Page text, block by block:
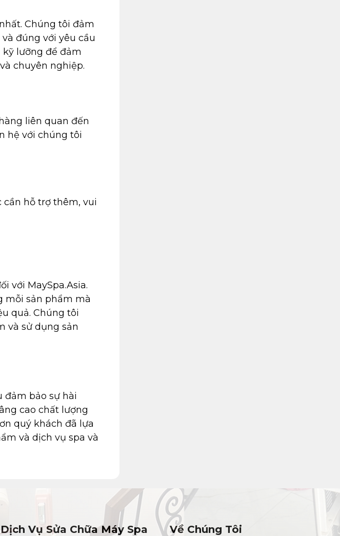
Chúng tôi đảm
đúng với yêu cầu
kỹ lưỡng để đảm
chuyên nghiệp.
liên quan đến
hệ với chúng tôi
cần hỗ trợ thêm, vui
với MaySpa.Asia.
mỗi sản phẩm mà
quả. Chúng tôi
và sử dụng sản
đảm bảo sự hài
cao chất lượng
quý khách đã lựa
và dịch vụ spa và
Dịch Vụ Sửa Chữa Máy Spa Về Chúng Tôi